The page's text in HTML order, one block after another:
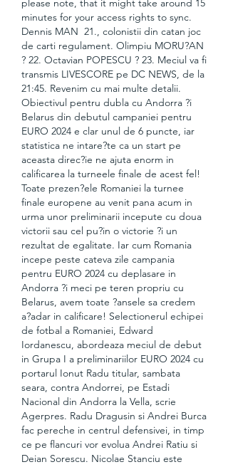
please note, that it might take around 15
minutes for your access rights to sync.
Dennis MAN  21., colonistii din catan joc
de carti regulament. Olimpiu MORU?AN
? 22. Octavian POPESCU ? 23. Meciul va fi
transmis LIVESCORE pe DC NEWS, de la
21:45. Revenim cu mai multe detalii.
Obiectivul pentru dubla cu Andorra ?i
Belarus din debutul campaniei pentru
EURO 2024 e clar unul de 6 puncte, iar
statistica ne intare?te ca un start pe
aceasta direc?ie ne ajuta enorm in
calificarea la turneele finale de acest fel!
Toate prezen?ele Romaniei la turnee
finale europene au venit pana acum in
urma unor preliminarii incepute cu doua
victorii sau cel pu?in o victorie ?i un
rezultat de egalitate. Iar cum Romania
incepe peste cateva zile campania
pentru EURO 2024 cu deplasare in
Andorra ?i meci pe teren propriu cu
Belarus, avem toate ?ansele sa credem
a?adar in calificare! Selectionerul echipei
de fotbal a Romaniei, Edward
Iordanescu, abordeaza meciul de debut
in Grupa I a preliminariilor EURO 2024 cu
portarul Ionut Radu titular, sambata
seara, contra Andorrei, pe Estadi
Nacional din Andorra la Vella, scrie
Agerpres. Radu Dragusin si Andrei Burca
fac pereche in centrul defensivei, in timp
ce pe flancuri vor evolua Andrei Ratiu si
Deian Sorescu. Nicolae Stanciu este